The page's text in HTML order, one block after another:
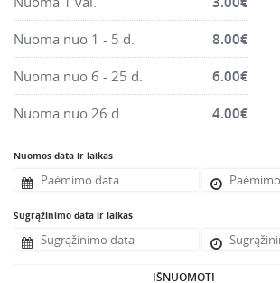
Rankiniai sodo ir buities įrankiai
Santechnikos įrankiai
Šildytuvai, kaloriferiai, kondicionieriai,
Sodo ir miško įranga
Vandens ir purvo siurbliai
Valymo įranga
Viniakaliai, kabiakalės, šaudykliai
Nuoma nuo 1 - 5 d. 8.00€
Nuoma nuo 6 - 25 d. 6.00€
Nuoma nuo 26 d. 4.00€
Nuomos data ir laikas
Sugrąžinimo data ir laikas
IŠNUOMOTI